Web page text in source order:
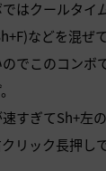
はクールタイ
などを混ぜて
でこのコンボ
すぎてSh+左
リック長押し